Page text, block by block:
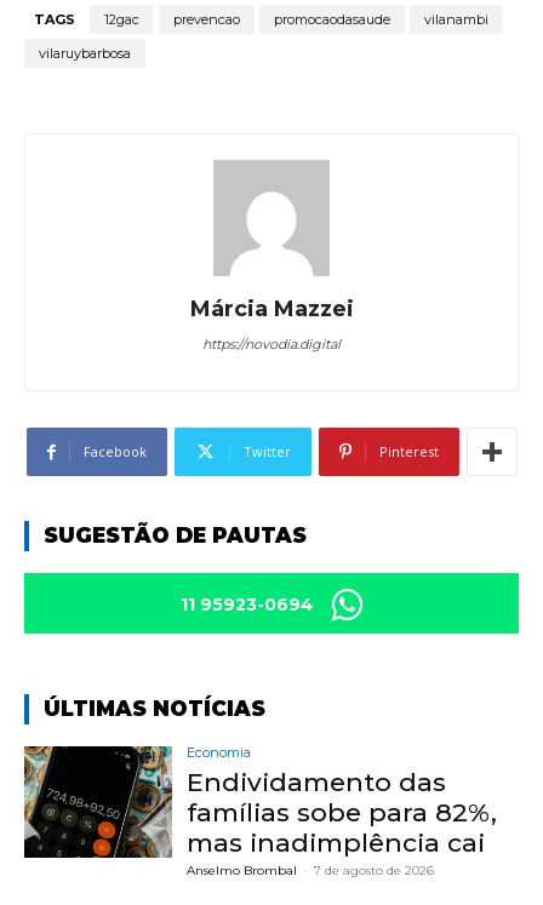
TAGS 12gac prevencao promocaodasaude
vilanambi
vilaruybarbosa
Márcia Mazzei
https://novodia.digital
Facebook Twitter Pinterest
SUGESTÃO DE PAUTAS
11 95923-0694
ÚLTIMAS NOTÍCIAS
Economia
Endividamento das
famílias sobe para 82%,
mas inadimplência cai
Anselmo Brombal - 7 de agosto de 2026